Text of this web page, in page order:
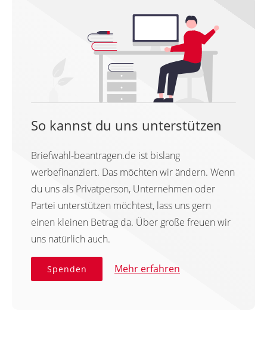
So kannst du uns unterstützen
Briefwahl-beantragen.de ist bislang
werbefinanziert. Das möchten wir ändern. Wenn
du uns als Privatperson, Unternehmen oder
Partei unterstützen möchtest, lass uns gern
einen kleinen Betrag da. Über große freuen wir
uns natürlich auch.
Spenden Mehr erfahren